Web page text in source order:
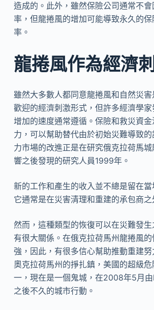
造成的。此外，雖然保險公司通常不
率，但龍捲風的增加可能導致永久的
率。
龍捲風作為經濟
雖然大多數人都同意龍捲風和自然災
歡迎的經濟刺激形式，但許多經濟學
增加的速度通常遵循。保險和救災資
力，可以幫助替代由於初始災難導致
力市場的改進正是在研究俄克拉荷馬
響之後發現的研究人員1999年。
新的工作和產生的收入並不總是留在
它通常是在災害清理和重建的承包商之
然而，這種類型的恢復可以在災難發
有很大關係。在俄克拉荷馬州龍捲風
強，因此，有很多信心幫助推動重建努
奧克拉荷馬州的掙扎鎮，美國的超級危
一，現在是一個鬼城，在2008年5月
之後不久的城市行動。